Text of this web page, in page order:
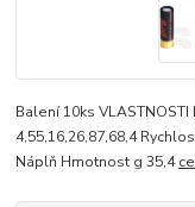
Balení 10ks
4,55,16,26,87,68,4
Náplň Hmotnost g 35,4